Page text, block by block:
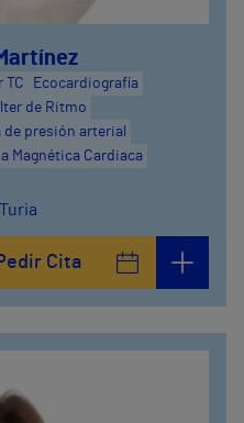
TC
Ecocardiografía
de Ritmo
de presión arterial
Magnética Cardiaca
Cita